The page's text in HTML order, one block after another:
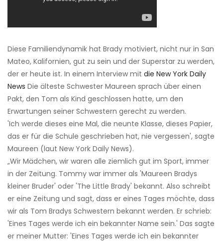
Diese Familiendynamik hat Brady motiviert, nicht nur in San
Mateo, Kalifornien, gut zu sein und der Superstar zu werden,
der er heute ist. In einem Interview mit die New York Daily
News Die älteste Schwester Maureen sprach über einen
Pakt, den Tom als Kind geschlossen hatte, um den
Erwartungen seiner Schwestern gerecht zu werden.
'Ich werde dieses eine Mal, die neunte Klasse, dieses Papier,
das er für die Schule geschrieben hat, nie vergessen', sagte
Maureen (laut New York Daily News).
„Wir Mädchen, wir waren alle ziemlich gut im Sport, immer
in der Zeitung. Tommy war immer als 'Maureen Bradys
kleiner Bruder' oder 'The Little Brady' bekannt. Also schreibt
er eine Zeitung und sagt, dass er eines Tages möchte, dass
wir als Tom Bradys Schwestern bekannt werden. Er schrieb:
'Eines Tages werde ich ein bekannter Name sein.' Das sagte
er meiner Mutter: 'Eines Tages werde ich ein bekannter